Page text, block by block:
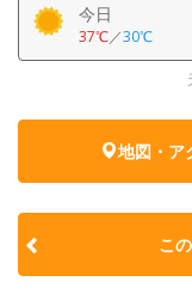
今日
37℃／30℃
地図・ア
こ